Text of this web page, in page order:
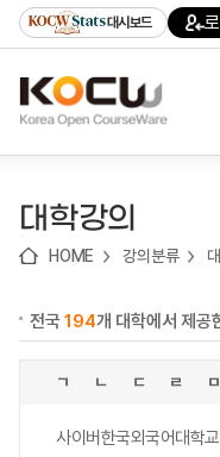
기
기
기
content)
가
대시보드
대학강의
HOME 강의분류
전국194개 대학에서 제공
ㄱ ㄴ ㄷ ㄹ ㅁ
사이버한국외국어대학교